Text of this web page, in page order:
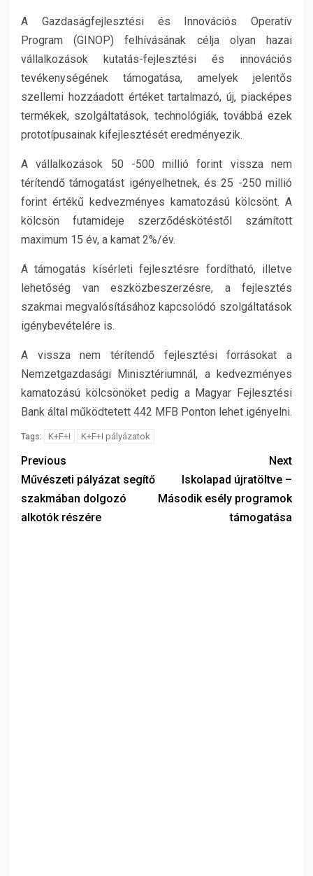
A Gazdaságfejlesztési és Innovációs Operatív
Program (GINOP) felhívásának célja olyan hazai
vállalkozások kutatás-fejlesztési és innovációs
tevékenységének támogatása, amelyek jelentős
szellemi hozzáadott értéket tartalmazó, új, piacképes
termékek, szolgáltatások, technológiák, továbbá ezek
prototípusainak kifejlesztését eredményezik.
A vállalkozások 50 -500 millió forint vissza nem
térítendő támogatást igényelhetnek, és 25 -250 millió
forint értékű kedvezményes kamatozású kölcsönt. A
kölcsön futamideje szerződéskötéstől számított
maximum 15 év, a kamat 2%/év.
A támogatás kísérleti fejlesztésre fordítható, illetve
lehetőség van eszközbeszerzésre, a fejlesztés
szakmai megvalósításához kapcsolódó szolgáltatások
igénybevételére is.
A vissza nem térítendő fejlesztési forrásokat a
Nemzetgazdasági Minisztériumnál, a kedvezményes
kamatozású kölcsönöket pedig a Magyar Fejlesztési
Bank által működtetett 442 MFB Ponton lehet igényelni.
Tags: K+F+I K+F+I pályázatok
Previous
Művészeti pályázat segítő
szakmában dolgozó
alkotók részére
Next
Iskolapad újratöltve –
Második esély programok
támogatása